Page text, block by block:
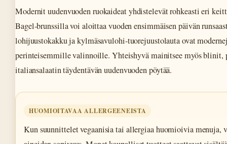
Modernit uudenvuoden ruokaideat yhdistelevät rohkeasti eri
Bagel-brunssilla voi aloittaa vuoden ensimmäisen päivän
lohijuustokakku ja kylmäsavulohi-tuorejuustolauta ovat
perinteisemmille valinnoille. Yhteishyvä mainitsee myös blinit,
italian­salaatin täydentävän uudenvuoden pöytää.
HUOMIOITAVAA ALLERGEENEISTA
Kun suunnittelet vegaanisia tai allergiaa huomioivia menuja,